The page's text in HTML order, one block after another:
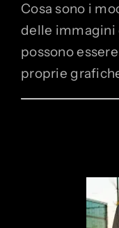
Cosa sono i
delle immagini
possono
proprie